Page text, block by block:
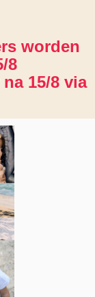
worden
8
15/8 via